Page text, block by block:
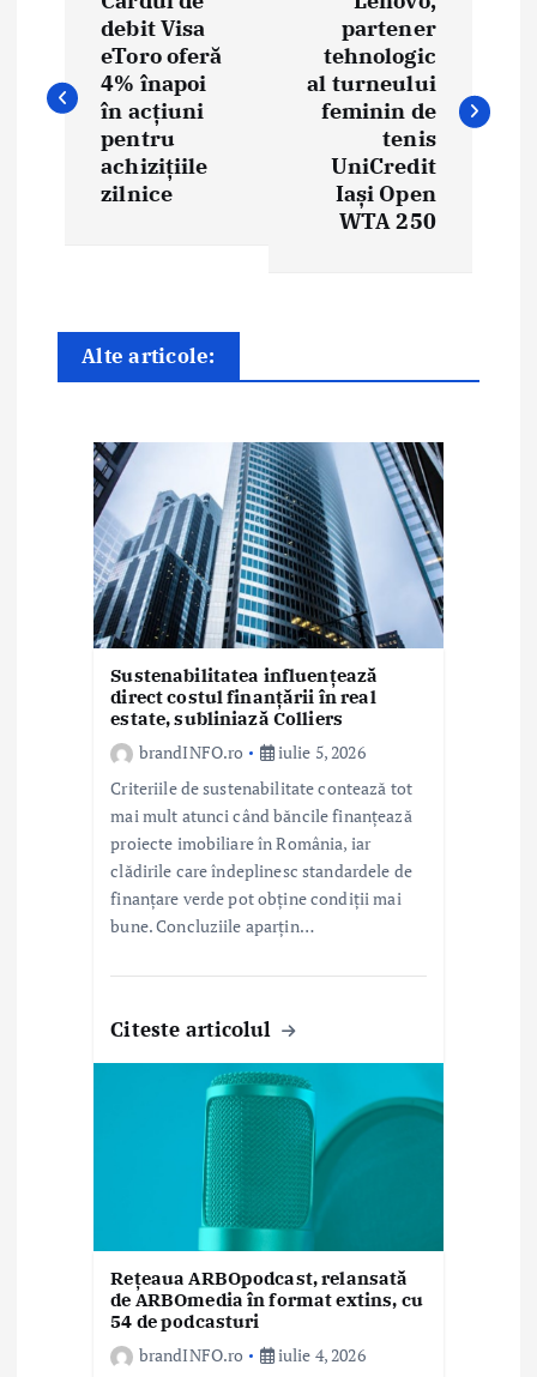
v
i
debit Visa
eToro oferă
4% înapoi
în acțiuni
pentru
achizițiile
zilnice
partener
tehnologic
al turneului
feminin de
tenis
UniCredit
Iași Open
WTA 250
Alte articole:
Sustenabilitatea influențează
direct costul finanțării în real
estate, subliniază Colliers
brandINFO.ro
iulie 5, 2026
Criteriile de sustenabilitate contează tot
mai mult atunci când băncile finanțează
proiecte imobiliare în România, iar
clădirile care îndeplinesc standardele de
finanțare verde pot obține condiții mai
bune. Concluziile aparțin…
Citeste articolul
Rețeaua ARBOpodcast, relansată
de ARBOmedia în format extins, cu
54 de podcasturi
brandINFO.ro
iulie 4, 2026